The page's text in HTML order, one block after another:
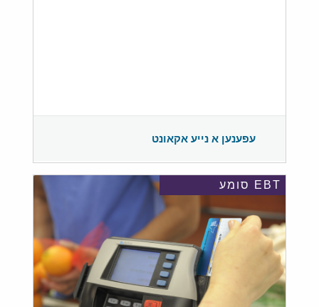
עפענען א נייע אקאונט
EBT סומע